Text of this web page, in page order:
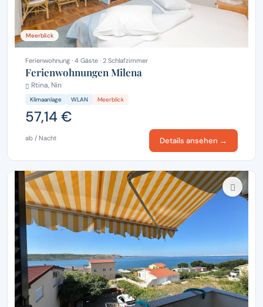
Meerblick
Ferienwohnung · 4 Gäste · 2 Schlafzimmer
Ferienwohnungen Milena
Rtina, Nin
Klimaanlage WLAN Meerblick
57,14 €
ab / Nacht Details ansehen →